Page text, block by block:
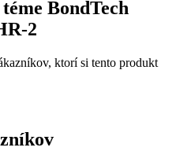
BondTech
2
ktorí si tento produkt